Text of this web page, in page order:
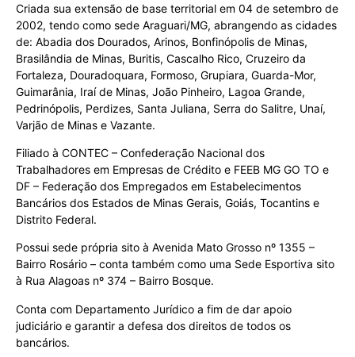
Criada sua extensão de base territorial em 04 de setembro de
2002, tendo como sede Araguari/MG, abrangendo as cidades
de: Abadia dos Dourados, Arinos, Bonfinópolis de Minas,
Brasilândia de Minas, Buritis, Cascalho Rico, Cruzeiro da
Fortaleza, Douradoquara, Formoso, Grupiara, Guarda-Mor,
Guimarânia, Iraí de Minas, João Pinheiro, Lagoa Grande,
Pedrinópolis, Perdizes, Santa Juliana, Serra do Salitre, Unaí,
Varjão de Minas e Vazante.
Filiado à CONTEC – Confederação Nacional dos
Trabalhadores em Empresas de Crédito e FEEB MG GO TO e
DF – Federação dos Empregados em Estabelecimentos
Bancários dos Estados de Minas Gerais, Goiás, Tocantins e
Distrito Federal.
Possui sede própria sito à Avenida Mato Grosso nº 1355 –
Bairro Rosário – conta também como uma Sede Esportiva sito
à Rua Alagoas nº 374 – Bairro Bosque.
Conta com Departamento Jurídico a fim de dar apoio
judiciário e garantir a defesa dos direitos de todos os
bancários.